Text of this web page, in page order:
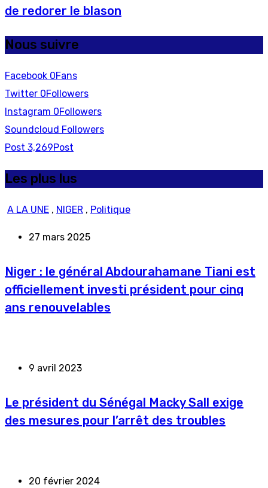
de redorer le blason
Nous suivre
Facebook 0Fans
Twitter 0Followers
Instagram 0Followers
Soundcloud Followers
Post 3,269Post
Les plus lus
A LA UNE , NIGER , Politique
27 mars 2025
Niger : le général Abdourahamane Tiani est
officiellement investi président pour cinq
ans renouvelables
9 avril 2023
Le président du Sénégal Macky Sall exige
des mesures pour l’arrêt des troubles
20 février 2024